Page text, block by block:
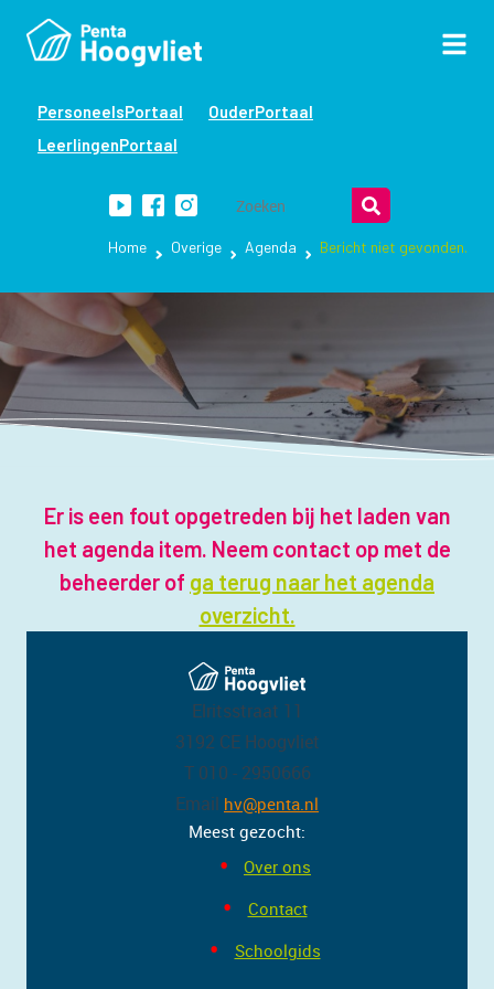
PersoneelsPortaal
OuderPortaal
LeerlingenPortaal
Home Overige Agenda Bericht niet gevonden.
Er is een fout opgetreden bij het laden van
het agenda item. Neem contact op met de
beheerder of ga terug naar het agenda
overzicht.
Elritsstraat 11
3192 CE Hoogvliet
T 010 - 2950666
Email hv@penta.nl
Meest gezocht:
Over ons
Contact
Schoolgids